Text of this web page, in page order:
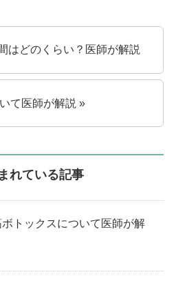
はどのくらい？医師が解説
て医師が解説 »
れている記事
ボトックスについて医師が解